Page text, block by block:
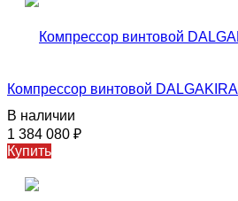
Компрессор винтовой
В наличии
1 384 080 ₽
Купить